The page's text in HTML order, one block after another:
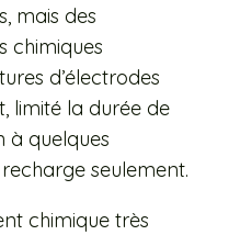
mais des
chimiques
d’électrodes
limité la durée de
à quelques
seulement.
chimique très